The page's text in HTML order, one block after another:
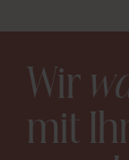
Wir
mit